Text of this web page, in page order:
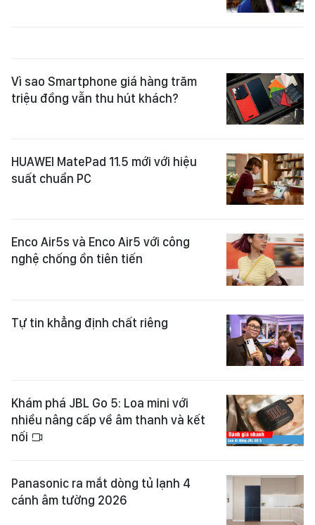
Vì sao Smartphone giá hàng trăm
triệu đồng vẫn thu hút khách?
HUAWEI MatePad 11.5 mới với hiệu
suất chuẩn PC
Enco Air5s và Enco Air5 với công
nghệ chống ồn tiên tiến
Tự tin khẳng định chất riêng
Khám phá JBL Go 5: Loa mini với
nhiều nâng cấp về âm thanh và kết
nối
Panasonic ra mắt dòng tủ lạnh 4
cánh âm tường 2026